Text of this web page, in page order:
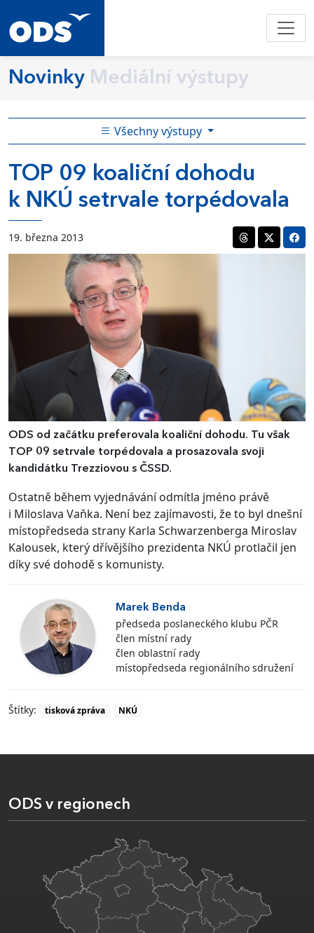
Novinky Mediální výstupy
Všechny výstupy
TOP 09 koaliční dohodu
k NKÚ setrvale torpédovala
19. března 2013
ODS od začátku preferovala koaliční dohodu. Tu však
TOP 09 setrvale torpédovala a prosazovala svoji
kandidátku Trezziovou s ČSSD.
Ostatně během vyjednávání odmítla jméno právě
i Miloslava Vaňka. Není bez zajímavosti, že to byl dnešní
místopředseda strany Karla Schwarzenberga Miroslav
Kalousek, který dřívějšího prezidenta NKÚ protlačil jen
díky své dohodě s komunisty.
Marek Benda
předseda poslaneckého klubu PČR
člen místní rady
člen oblastní rady
místopředseda regionálního sdružení
Štítky: tisková zpráva NKÚ
ODS v regionech